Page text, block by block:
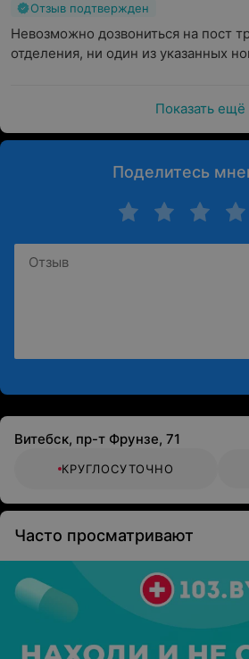
Отзыв подтвержден
Невозможно дозвониться на пост
отделения, ни один из указанных
Показать ещё
Поделитесь
Витебск, пр-т Фрунзе, 71
КРУГЛОСУТОЧНО
Часто просматривают